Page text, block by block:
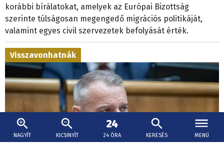
NAGYÍT KICSINYÍT 24 ÓRA KERESÉS MENÜ
korábbi bírálatokat, amelyek az Európai Bizottság
szerinte túlságosan megengedő migrációs politikáját,
valamint egyes civil szervezetek befolyását érték.
Visszavonhatnák